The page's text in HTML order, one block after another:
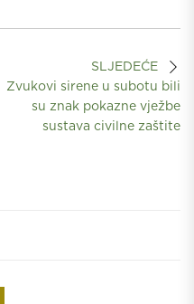
SLJEDEĆE
Zvukovi sirene u subotu bili
su znak pokazne vježbe
sustava civilne zaštite